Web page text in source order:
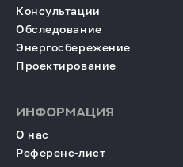
Консультации
Обследование
Энергосбережение
Проектирование
ИНФОРМАЦИЯ
О нас
Референс-лист